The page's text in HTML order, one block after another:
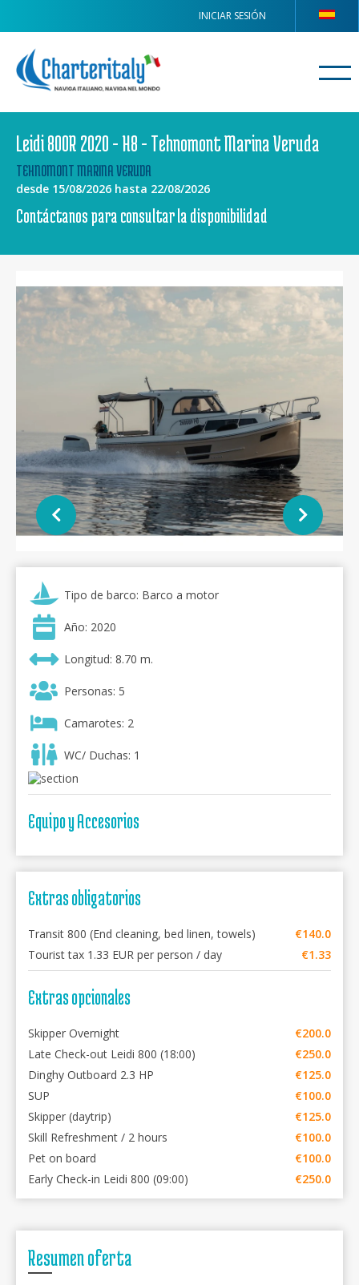
INICIAR SESIÓN
Leidi 800R 2020 - H8 - Tehnomont Marina Veruda
TEHNOMONT MARINA VERUDA
desde 15/08/2026 hasta 22/08/2026
Contáctanos para consultar la disponibilidad
Tipo de barco: Barco a motor
Año: 2020
Longitud: 8.70 m.
Personas: 5
Camarotes: 2
WC/ Duchas: 1
Equipo y Accesorios
Extras obligatorios
Transit 800 (End cleaning, bed linen, towels)
€140.0
Tourist tax 1.33 EUR per person / day
€1.33
Extras opcionales
Skipper Overnight
€200.0
Late Check-out Leidi 800 (18:00)
€250.0
Dinghy Outboard 2.3 HP
€125.0
SUP
€100.0
Skipper (daytrip)
€125.0
Skill Refreshment / 2 hours
€100.0
Pet on board
€100.0
Early Check-in Leidi 800 (09:00)
€250.0
Resumen oferta